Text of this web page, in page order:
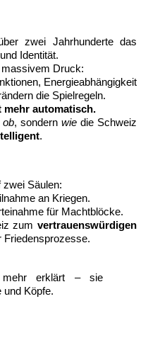
Identität.
Druck:
Energieabhängigkeit
die Spielregeln.
mehr automatisch.
ob, sondern wie die Schweiz
.
zwei Säulen:
an Kriegen.
für Machtblöcke.
zum vertrauenswürdigen
Friedensprozesse.
mehr erklärt – sie
und Köpfe.